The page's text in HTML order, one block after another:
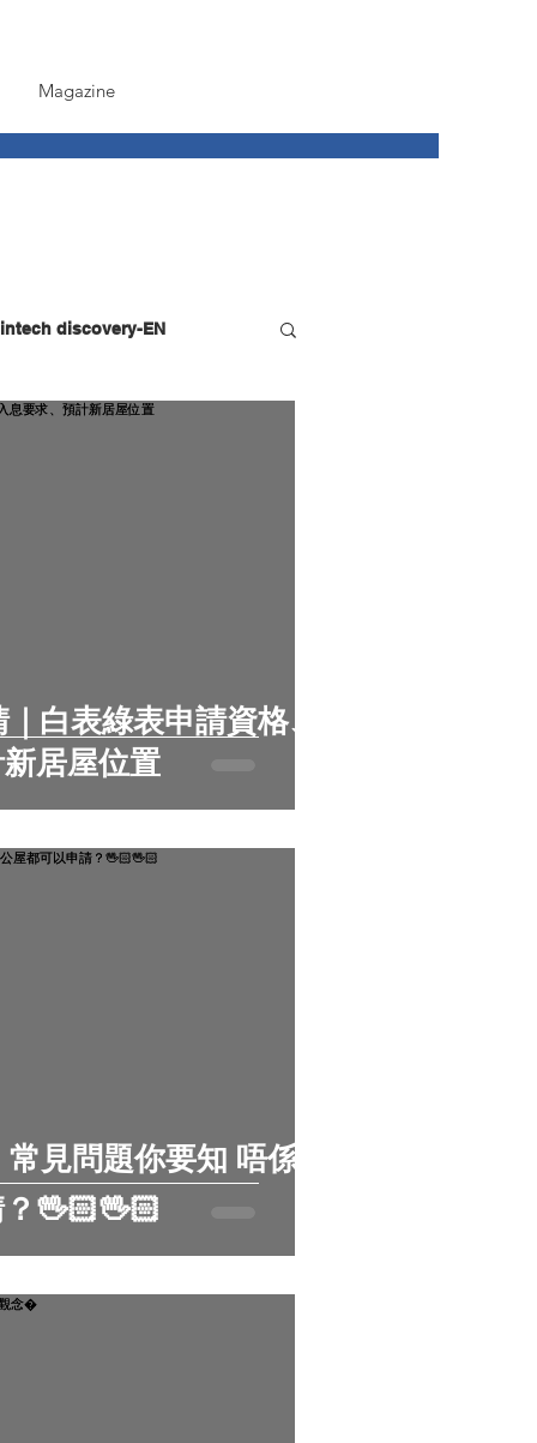
Magazine
discovery-EN
白表綠表申請資格、
居屋位置
見問題你要知 唔係住
🖖🏻🖖🏻